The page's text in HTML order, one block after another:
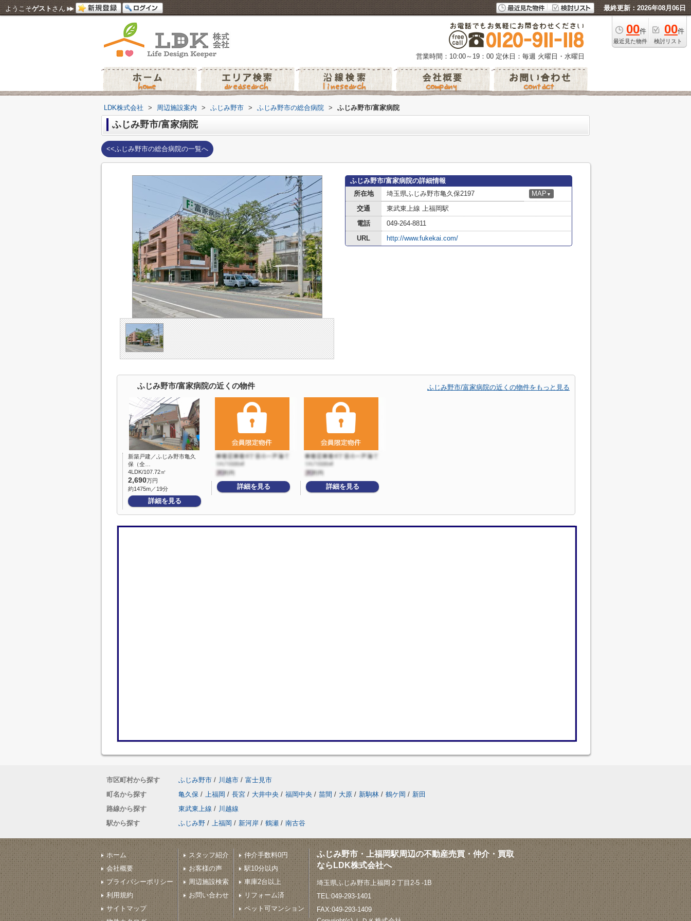
ようこそゲスト さん 最終更新：2026年08月06日
00件
最近見た物件
00件
検討リスト
営業時間：10:00～19：00 定休日：毎週 火曜日・水曜日
LDK株式会社 > 周辺施設案内 > ふじみ野市 > ふじみ野市の総合病院 > ふじみ野市/富家病院
ふじみ野市/富家病院
<<ふじみ野市の総合病院の一覧へ
ふじみ野市/富家病院の詳細情報
所在地
埼玉県ふじみ野市亀久保2197 MAP ▼
交通
東武東上線 上福岡駅
電話
049-264-8811
URL
http://www.fukekai.com/
ふじみ野市/富家病院の近くの物件 ふじみ野市/富家病院の近くの物件をもっと見る
新築戸建／ふじみ野市亀久
保（全…
4LDK/107.72㎡
2,690万円
約1475m／19分
詳細を見る
詳細を見る 詳細を見る
市区町村から探す ふじみ野市 / 川越市 / 富士見市
町名から探す
亀久保 / 上福岡 / 長宮 / 大井中央 / 福岡中央 / 苗間 / 大原 / 新駒林 / 鶴ケ岡 / 新田
路線から探す
東武東上線 / 川越線
駅から探す
ふじみ野 / 上福岡 / 新河岸 / 鶴瀬 / 南古谷
ホーム
会社概要
プライバシーポリシー
利用規約
サイトマップ
スタッフ紹介
お客様の声
周辺施設検索
お問い合わせ
仲介手数料0円
駅10分以内
車庫2台以上
リフォーム済
ペット可マンション
ふじみ野市・上福岡駅周辺の不動産売買・仲介・買取
ならLDK株式会社へ
埼玉県ふじみ野市上福岡２丁目2-5 -1B
TEL:049-293-1401
FAX:049-293-1409